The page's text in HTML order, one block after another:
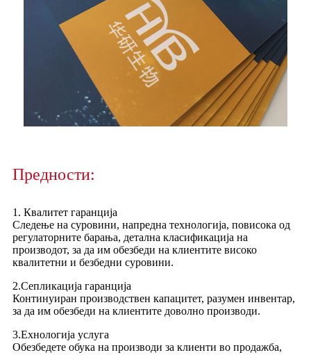
Предности:
1. Квалитет гаранција
Следење на суровини, напредна технологија, повисока од
регулаторните барања, детална класификација на
производот, за да им обезбеди на клиентите високо
квалитетни и безбедни суровини.
2.Сепликација гаранција
Континуиран производствен капацитет, разумен инвентар,
за да им обезбеди на клиентите доволно производи.
3.Ехнологија услуга
Обезбедете обука на производи за клиенти во продажба,